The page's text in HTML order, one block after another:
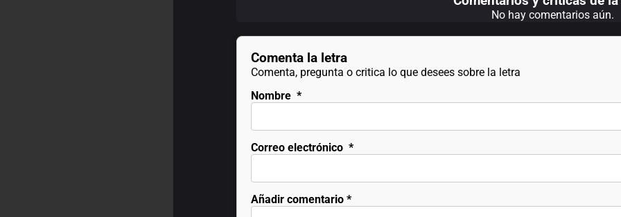
No hay comentarios aún.
Comenta la letra
Comenta, pregunta o critica lo que desees sobre la letra
Nombre *
Correo electrónico *
Añadir comentario*